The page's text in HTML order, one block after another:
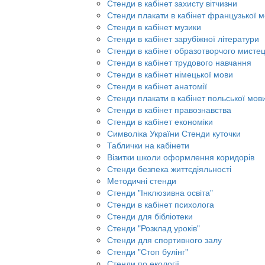
Стенди в кабінет захисту вітчизни
Стенди плакати в кабінет французької
Стенди в кабінет музики
Стенди в кабінет зарубіжної літератури
Стенди в кабінет образотворчого
Стенди в кабінет трудового навчання
Стенди в кабінет німецької мови
Стенди в кабінет анатомії
Стенди плакати в кабінет польської
Стенди в кабінет правознавства
Стенди в кабінет економіки
Символіка України Стенди куточки
Таблички на кабінети
Візитки школи оформлення коридорів
Стенди безпека життєдіяльності
Методичні стенди
Стенди "Інклюзивна освіта"
Стенди в кабінет психолога
Стенди для бібліотеки
Стенди "Розклад уроків"
Стенди для спортивного залу
Стенди "Стоп булінг"